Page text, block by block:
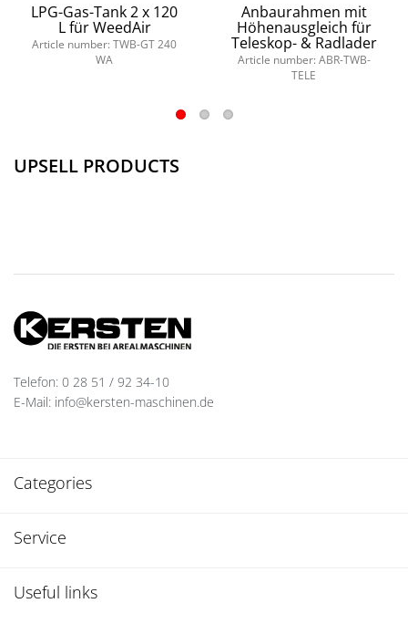
LPG-Gas-Tank 2 x 120
L für WeedAir
Article number: TWB-GT 240
WA
Anbaurahmen mit
Höhenausgleich für
Teleskop- & Radlader
Article number: ABR-TWB-
TELE
UPSELL PRODUCTS
Telefon: 0 28 51 / 92 34-10
E-Mail: info@kersten-maschinen.de
Categories
Service
Useful links